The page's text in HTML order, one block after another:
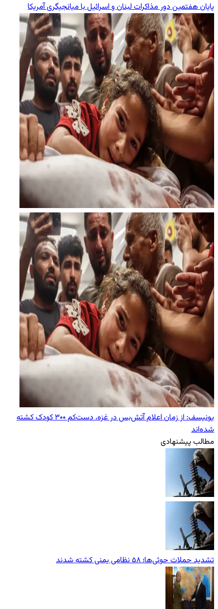
پایان هفتمین دور مذاکرات لبنان و اسرائیل با میانجیگری آمریکا
یونیسف: از زمان اعلام آتش‌بس در غزه، دست‌کم ۳۰۰ کودک کشته
شده‌اند
مطالب پیشنهادی
تشدید حملات حوثی‌ها؛ ۵۸ نظامی یمنی کشته شدند